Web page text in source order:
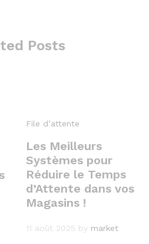
Posts
File d’attente
Les Meilleurs
Systèmes pour
Réduire le Temps
d’Attente dans vos
Magasins !
11 août 2025 by market